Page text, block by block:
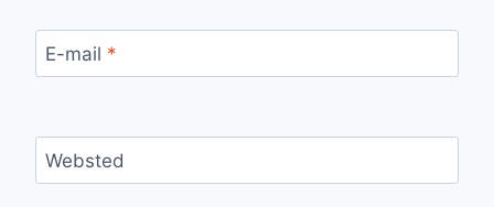
E-mail *
Websted